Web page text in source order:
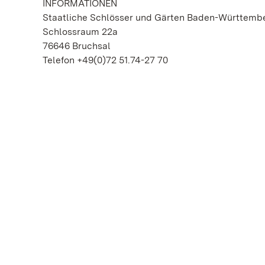
INFORMATIONEN
Staatliche Schlösser und Gärten Baden-
Schlossraum 22a
76646 Bruchsal
Telefon +49(0)72 51.74-27 70